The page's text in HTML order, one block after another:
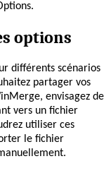
options
différents scénarios
partager vos
envisagez de
vers un fichier
utiliser ces
le fichier